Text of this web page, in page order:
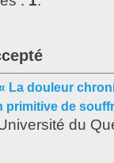
La douleur
primitive de
du